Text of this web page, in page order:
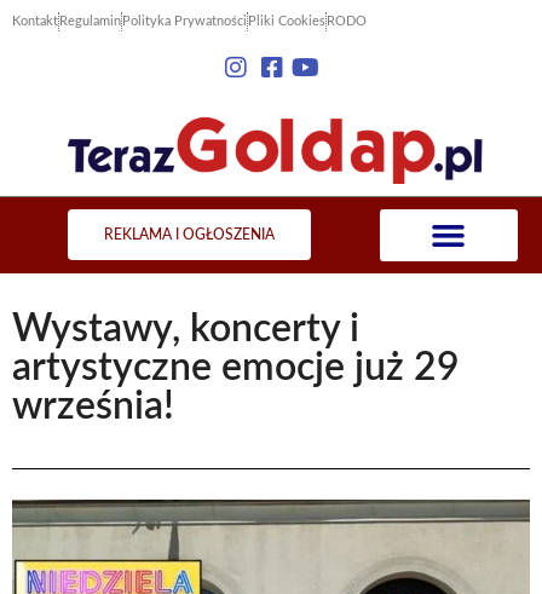
Kontakt Regulamin Polityka Prywatności Pliki Cookies RODO
REKLAMA I OGŁOSZENIA
Wystawy, koncerty i
artystyczne emocje już 29
września!